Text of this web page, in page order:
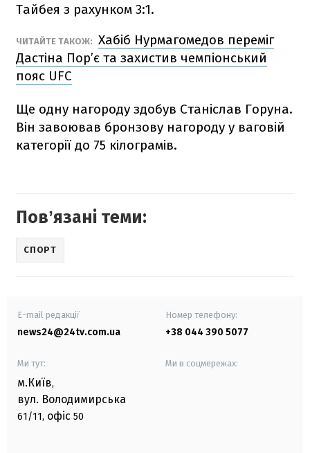
Тайбея з рахунком 3:1.
ЧИТАЙТЕ ТАКОЖ: Хабіб Нурмагомедов переміг
Дастіна Пор’є та захистив чемпіонський
пояс UFC
Ще одну нагороду здобув Станіслав Горуна.
Він завоював бронзову нагороду у ваговій
категорії до 75 кілограмів.
Повʼязані теми:
СПОРТ
E-mail редакції
news24@24tv.com.ua
Номер телефону:
+38 044 390 5077
Ми тут:
м.Київ,
вул. Володимирська
61/11, офіс 50
Ми в соцмережах: